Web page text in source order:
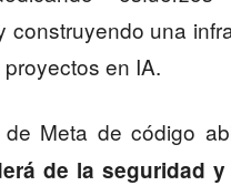
una
en IA.
Meta de código
de la seguridad